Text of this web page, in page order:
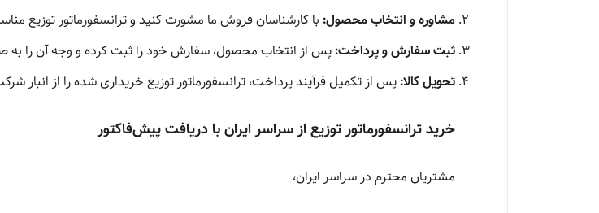
مشاوره و انتخاب محصول: با کارشناسان فروش ما مشورت کنید و ترانسفورماتور توزیع
ثبت سفارش و پرداخت: پس از انتخاب محصول، سفارش خود را ثبت کرده و وجه آن را به
تحویل کالا:پس از تکمیل فرآیند پرداخت، ترانسفورماتور توزیع خریداری شده را از انبار
خرید ترانسفورماتور توزیع از سراسر ایران با دریافت پیش‌فاکتور
مشتریان محترم در سراسر ایران،